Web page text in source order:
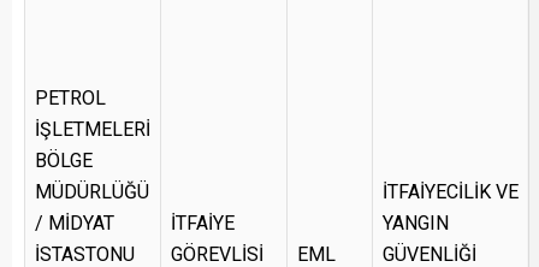
PETROL
İŞLETMELERİ
BÖLGE
MÜDÜRLÜĞÜ
/ MİDYAT
İSTASTONU
İTFAİYE
GÖREVLİSİ
EML
İTFAİYECİLİK VE
YANGIN
GÜVENLİĞİ